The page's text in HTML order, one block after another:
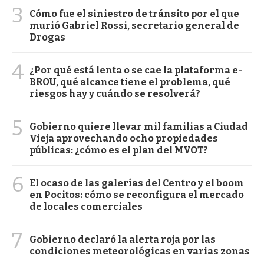
3
Cómo fue el siniestro de tránsito por el que
murió Gabriel Rossi, secretario general de
Drogas
4 ¿Por qué está lenta o se cae la plataforma e-
BROU, qué alcance tiene el problema, qué
riesgos hay y cuándo se resolverá?
5
Gobierno quiere llevar mil familias a Ciudad
Vieja aprovechando ocho propiedades
públicas: ¿cómo es el plan del MVOT?
6
El ocaso de las galerías del Centro y el boom
en Pocitos: cómo se reconfigura el mercado
de locales comerciales
7
Gobierno declaró la alerta roja por las
condiciones meteorológicas en varias zonas